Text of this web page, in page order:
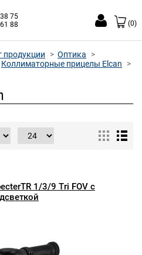
75
88
(0)
продукции
Оптика
Коллиматорные прицелы Elcan
1/3/9 Tri FOV с